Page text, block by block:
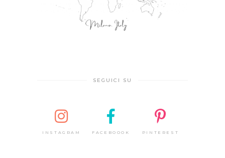
SEGUICI SU
INSTAGRAM FACEBOOOK PINTEREST